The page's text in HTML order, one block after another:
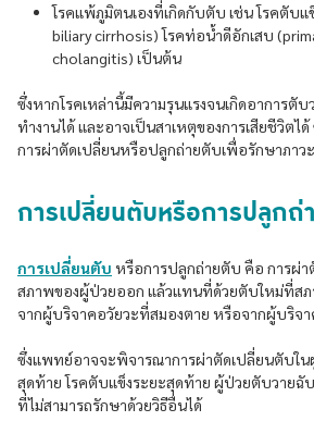
โรคแพ้ภูมิตนเองที่เกิดกับตับ เช่น โรคตับ
biliary cirrhosis) โรคท่อน้ำดีอักเสบ
cholangitis) เป็นต้น
ซึ่งหากโรคเหล่านี้มีความรุนแรงจนเกิดอาการตั
ทำงานได้ และอาจเป็นสาเหตุของการเสียชีวิต
การผ่าตัดเปลี่ยนหรือปลูกถ่ายตับเพื่อรักษาภาว
การเปลี่ยนตับหรือการปลูกถ่
การเปลี่ยนตับ หรือการปลูกถ่ายตับ คือ การผ่า
สภาพของผู้ป่วยออก แล้วแทนที่ด้วยตับใหม่ที่สภ
จากผู้บริจาคอวัยวะที่สมองตาย หรือจากผู้บริจ
ซึ่งแพทย์อาจจะพิจารณาการผ่าตัดเปลี่ยนตับใ
สุดท้าย โรคตับแข็งระยะสุดท้าย ผู้ป่วยตับวายฉั
ที่ไม่สามารถรักษาด้วยวิธีอื่นได้